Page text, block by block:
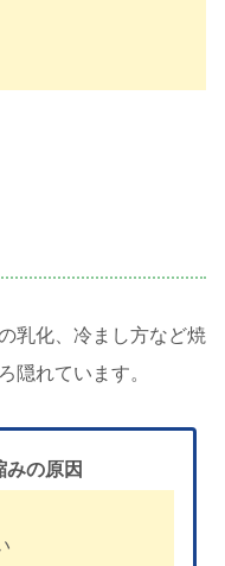
乳化、冷まし方など焼
隠れています。
の原因